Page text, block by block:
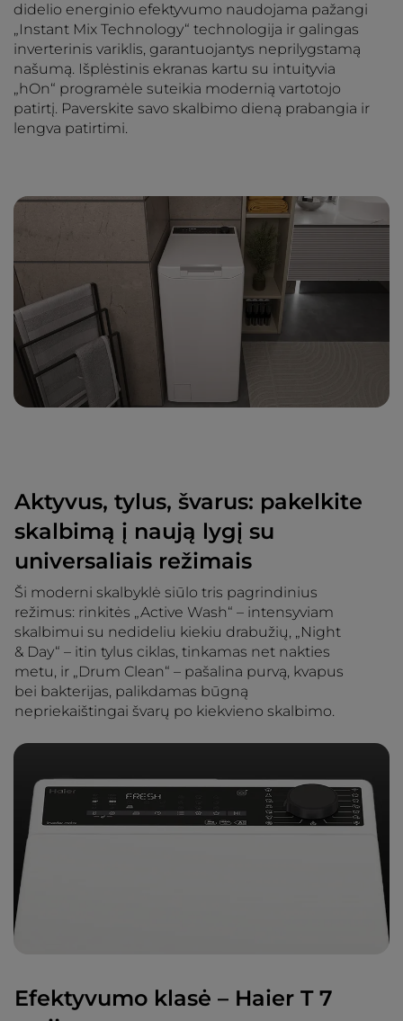
didelio energinio efektyvumo naudojama pažangi
„Instant Mix Technology“ technologija ir galingas
inverterinis variklis, garantuojantys neprilygstamą
našumą. Išplėstinis ekranas kartu su intuityvia
„hOn“ programėle suteikia modernią vartotojo
patirtį. Paverskite savo skalbimo dieną prabangia ir
lengva patirtimi.
Aktyvus, tylus, švarus: pakelkite
skalbimą į naują lygį su
universaliais režimais
Ši moderni skalbyklė siūlo tris pagrindinius
režimus: rinkitės „Active Wash“ – intensyviam
skalbimui su nedideliu kiekiu drabužių, „Night
& Day“ – itin tylus ciklas, tinkamas net nakties
metu, ir „Drum Clean“ – pašalina purvą, kvapus
bei bakterijas, palikdamas būgną
nepriekaištingai švarų po kiekvieno skalbimo.
Efektyvumo klasė – Haier T 7